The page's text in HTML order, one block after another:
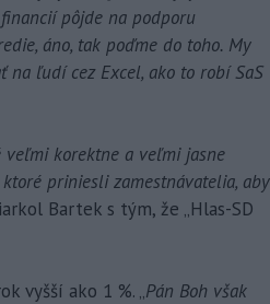
pôjde na podporu
áno, tak poďme do toho. My
ľudí cez Excel, ako to robí SaS
veľmi korektne a veľmi jasne
priniesli zamestnávatelia, aby
Bartek s tým, že „Hlas-SD
vyšší ako 1 %. „Pán Boh však